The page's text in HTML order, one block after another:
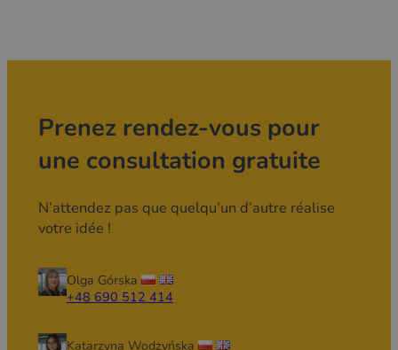
Prenez rendez-vous pour
une consultation gratuite
N’attendez pas que quelqu’un d’autre réalise
votre idée !
Olga Górska
+48 690 512 414
Katarzyna Wodzyńska